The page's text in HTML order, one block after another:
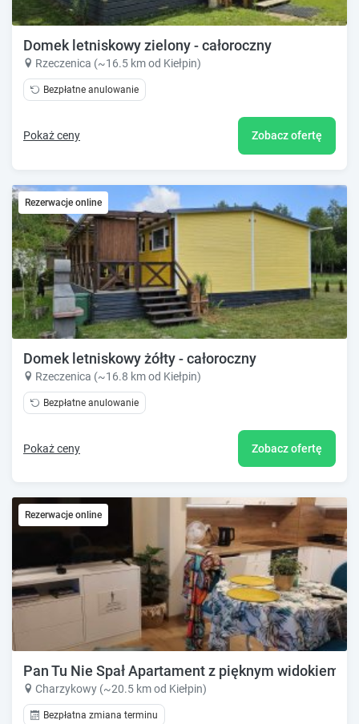
Domek letniskowy zielony - całoroczny
Rzeczenica (~16.5 km od Kiełpin)
Bezpłatne anulowanie
Pokaż ceny Zobacz ofertę
Rezerwacje online
Domek letniskowy żółty - całoroczny
Rzeczenica (~16.8 km od Kiełpin)
Bezpłatne anulowanie
Pokaż ceny Zobacz ofertę
Rezerwacje online
Pan Tu Nie Spał Apartament z pięknym widokiem
Charzykowy (~20.5 km od Kiełpin)
Bezpłatna zmiana terminu